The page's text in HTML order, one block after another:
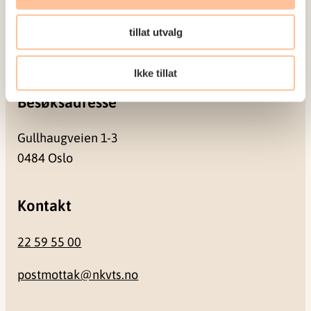
tillat utvalg
Ikke tillat
0409 Oslo
Besøksadresse
Gullhaugveien 1-3
0484 Oslo
Kontakt
22 59 55 00
postmottak@nkvts.no